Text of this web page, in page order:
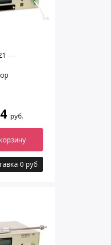
—
руб.
0 руб